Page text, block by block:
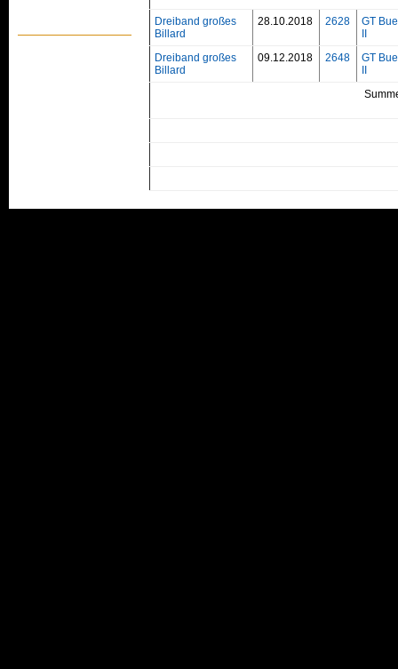
Dreiband großes
Billard
28.10.2018 2628
GT
Dreiband großes
Billard
09.12.2018 2648
GT